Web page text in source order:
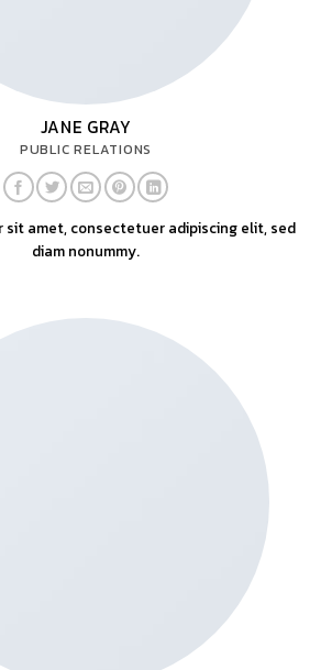
JANE GRAY
PUBLIC RELATIONS
sit amet, consectetuer adipiscing elit, sed
diam nonummy.